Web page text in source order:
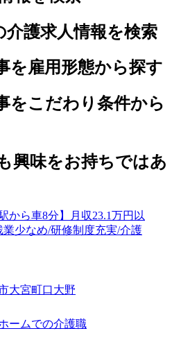
介護求人情報を検索
を雇用形態から探す
をこだわり条件から
興味をお持ちではあ
大宮町口大野
ームでの介護職